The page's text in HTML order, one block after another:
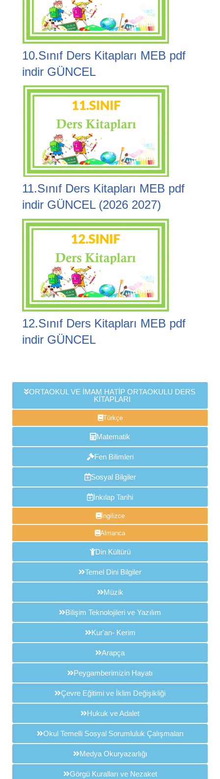
10.Sınıf Ders Kitapları MEB pdf
indir GÜNCEL
11.Sınıf Ders Kitapları MEB pdf
indir GÜNCEL (2026 2027)
12.Sınıf Ders Kitapları MEB pdf
indir GÜNCEL
ORTAOKUL VE İMAM HATİP ORTAOKULU DERS
KİTAPLARI
Türkçe
Matematik
Fen Bilimleri
Sosyal Bilgiler
İnkılap Tarihi
İngilizce
Almanca
Din Kültürü
Temel Dini Bilgiler
Müzik
Bilişim Teknolojileri ve Yazılım
Kur'an- Kerim
Arapça
Peygamberimizin Hayatı
Çevre Eğitimi ve İklim Değişikliği
Hukuk ve Adalet
Okul Temelli Sosyal Sorumluluk Çalışmaları
Medya Okuryazarlığı
Görgü Kuralları ve Nezaket